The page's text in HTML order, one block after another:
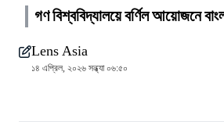
গণ বিশ্ববিদ্যালয়ে বর্ণিল আয়োজনে
Lens Asia
১৪ এপ্রিল, ২০২৬ সন্ধ্যা ০৬:৫০